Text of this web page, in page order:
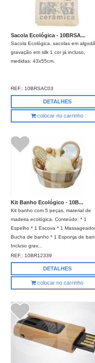
Sacola Ecológica - 10BRSA...
Sacola Ecológica, sacolas em
gravação em silk 1 cor já incluso,
medidas: 43x55cm.
REF.:10BRSAC03
DETALHES
colocar no carrinho
Kit Banho Ecológico - 10B...
Kit banho com 5 peças, material de
madeira ecológica. Conteúdo: * 1
Espelho * 1 Escova * 1
Bucha de banho * 1 Esponja de
Incluso grav...
REF.:10BR12339
DETALHES
colocar no carrinho